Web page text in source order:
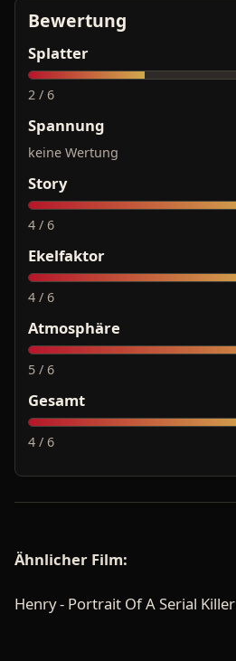
Bewertung
Splatter
2 / 6
Spannung
keine Wertung
Story
4 / 6
Ekelfaktor
4 / 6
Atmosphäre
5 / 6
Gesamt
4 / 6
Ähnlicher Film:
Henry - Portrait Of A Serial Killer